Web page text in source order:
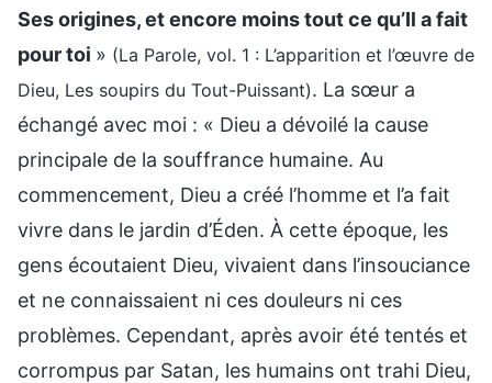
Ses origines, et encore moins tout ce qu’Il a fait
pour toi » (La Parole, vol. 1 : L’apparition et l’œuvre de
Dieu, Les soupirs du Tout-Puissant). La sœur a
échangé avec moi : « Dieu a dévoilé la cause
principale de la souffrance humaine. Au
commencement, Dieu a créé l’homme et l’a fait
vivre dans le jardin d’Éden. À cette époque, les
gens écoutaient Dieu, vivaient dans l’insouciance
et ne connaissaient ni ces douleurs ni ces
problèmes. Cependant, après avoir été tentés et
corrompus par Satan, les humains ont trahi Dieu,